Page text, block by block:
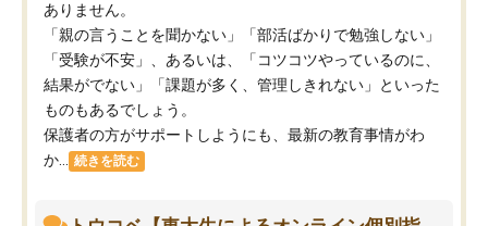
ありません。
「親の言うことを聞かない」「部活ばかりで勉強しない」
「受験が不安」、あるいは、「コツコツやっているのに、
結果がでない」「課題が多く、管理しきれない」といった
ものもあるでしょう。
保護者の方がサポートしようにも、最新の教育事情がわ
か...
続きを読む